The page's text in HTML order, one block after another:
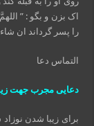
اک بزن و بگو : ”
را پسر گرداند ان
التماس دعا
دعایی مجرب جهت
برای زیبا شدن